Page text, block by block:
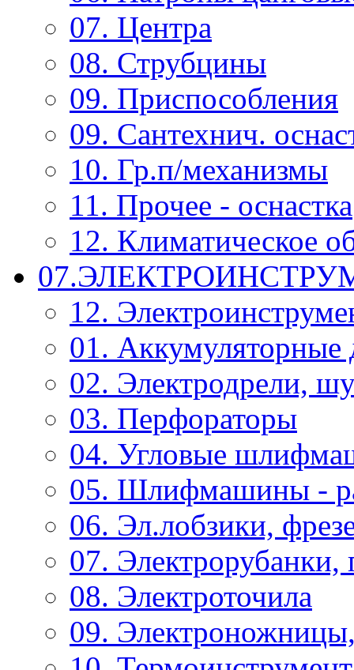
07. Центра
08. Струбцины
09. Приспособления
09. Сантехнич.
10. Гр.п/механизмы
11. Прочее - оснастка
12. Климатическое
12.
01. Аккумуляторные
02. Электродрели,
03. Перфораторы
04. Угловые
05. Шлифмашины -
06. Эл.лобзики,
07. Электрорубанки,
08. Электроточила
09.